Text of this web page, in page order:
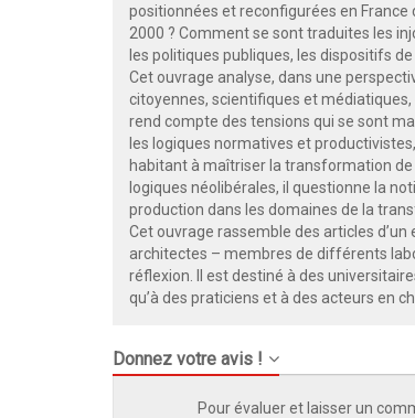
positionnées et reconfigurées en France
2000 ? Comment se sont traduites les
les politiques publiques, les dispositifs
Cet ouvrage analyse, dans une
citoyennes, scientifiques et
rend compte des tensions qui se sont
les logiques normatives et
habitant à maîtriser la transformation
logiques néolibérales, il questionne la
production dans les domaines de la
Cet ouvrage rassemble des articles
architectes – membres de différents
réflexion. Il est destiné à des
qu’à des praticiens et à des acteurs en
Donnez votre avis !
Pour évaluer et laisser un